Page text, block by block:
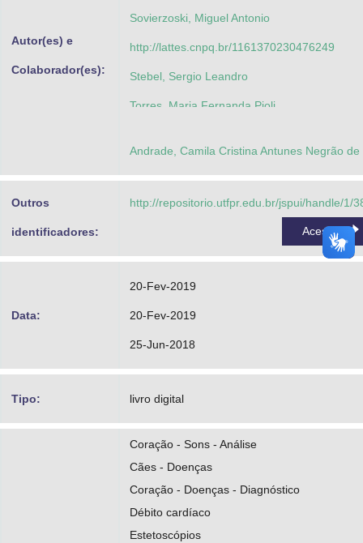
Autor(es) e
Colaborador(es):
Sovierzoski, Miguel Antonio
http://lattes.cnpq.br/1161370230476249
Stebel, Sergio Leandro
Torres, Maria Fernanda Pioli
Andrade, Camila Cristina Antunes Negrão de
Outros
identificadores:
http://repositorio.utfpr.edu.br/jspui/handle/1/
Acessar
Data:
20-Fev-2019
20-Fev-2019
25-Jun-2018
Tipo: livro digital
Coração - Sons - Análise
Cães - Doenças
Coração - Doenças - Diagnóstico
Débito cardíaco
Estetoscópios